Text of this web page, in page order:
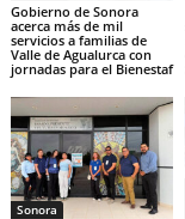
Gobierno de Sonora
acerca más de mil
servicios a familias de
Valle de Agualurca con
jornadas para el Bienestaf
Sonora